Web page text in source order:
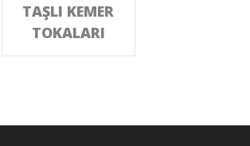
TAŞLI KEMER
TOKALARI